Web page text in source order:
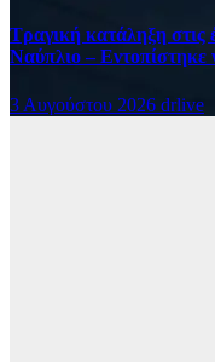
Τραγική κατάληξη στις
Ναύπλιο – Εντοπίστηκε
3 Αυγούστου 2026 drlive